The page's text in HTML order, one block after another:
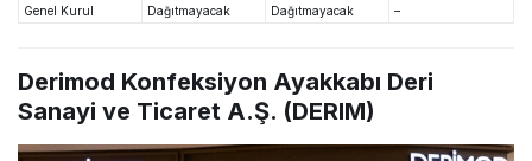
Genel Kurul Dağıtmayacak Dağıtmayacak –
Derimod Konfeksiyon Ayakkabı Deri
Sanayi ve Ticaret A.Ş. (DERIM)